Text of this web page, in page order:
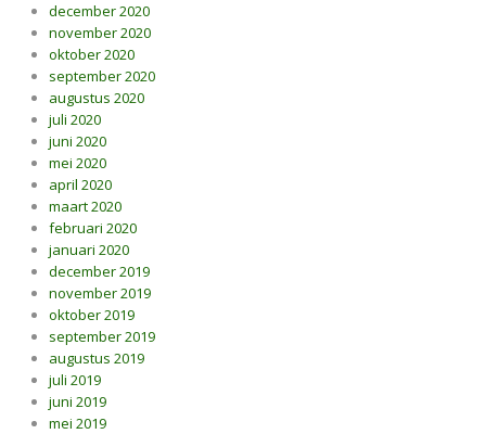
december 2020
november 2020
oktober 2020
september 2020
augustus 2020
juli 2020
juni 2020
mei 2020
april 2020
maart 2020
februari 2020
januari 2020
december 2019
november 2019
oktober 2019
september 2019
augustus 2019
juli 2019
juni 2019
mei 2019